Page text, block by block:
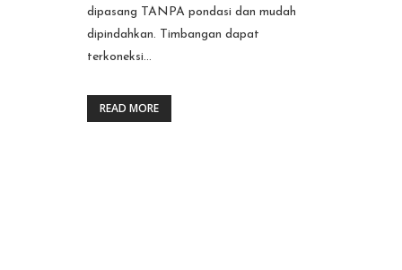
dipasang TANPA pondasi dan mudah
dipindahkan. Timbangan dapat
terkoneksi...
READ MORE